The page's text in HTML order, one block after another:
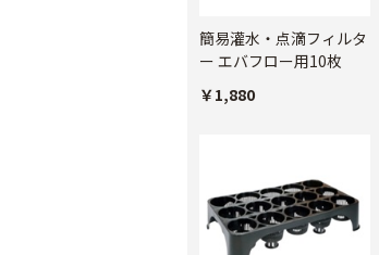
簡易灌水・点滴フィルタ
ー エバフロー用10枚
￥1,880